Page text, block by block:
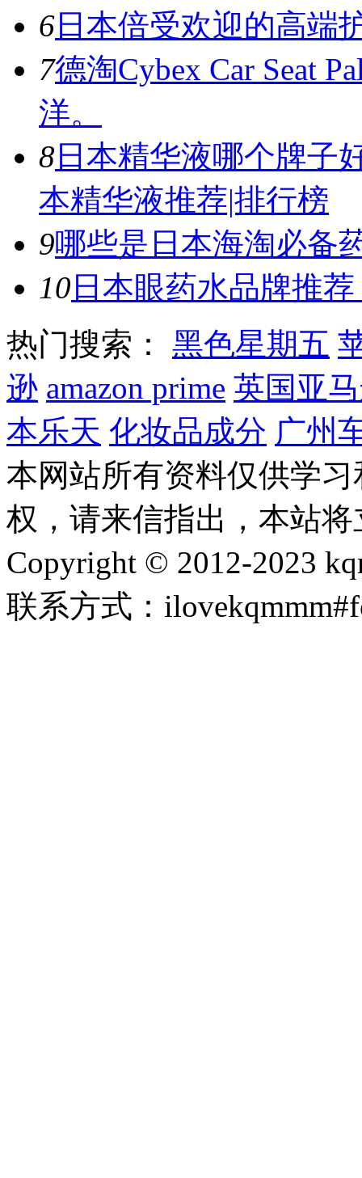
6 日本倍受欢迎的高端
7德淘Cybex Car Seat
洋。
8 日本精华液哪个牌子
本精华液推荐|排行榜
9哪些是日本海淘必备
10 日本眼药水品牌推
热门搜索：
黑色星期五
逊 amazon prime 英国亚
本乐天 化妆品成分 广州
本网站所有资料仅供学
权，请来信指出，本站
Copyright © 2012-2023
联系方式：